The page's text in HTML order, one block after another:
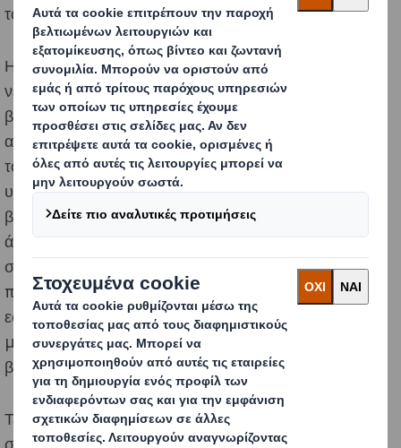
τοπικής κοινότητας.
Η δεύτερη προτεραιότητά μας για τη διαχείριση του
νερού είναι η διαχείριση των εγκαταστάσεών μας που
βρίσκονται σε περιοχές με υψηλή υδατική πίεση. Η
αξιολόγησή μας για τους κινδύνους που σχετίζονται με
το νερό στις δραστηριότητές μας εξακολουθεί να
υποδεικνύει ότι η πλειονότητα των εγκαταστάσεών μας
βρίσκεται σε περιοχές όπου το γλυκό νερό είναι σχετικά
άφθονος πόρος, με εξαίρεση τη Lucca. Διαχειριζόμαστε
στενά αυτή την τοποθεσία για να διασφαλίσουμε ότι
παραμένουμε εντός των ορίων εξόρυξης και έχουμε
εφαρμόσει συγκεκριμένα τοπικά σχέδια εντοπισμού,
μετριασμού και διαχείρισης των κινδύνων για την πιο
βιώσιμη και αποτελεσματική χρήση του νερού.
Τέλος, η τρίτη προτεραιότητά μας είναι η μείωση της
συνολικής κατανάλωσης νερού. Κατά κύριο λόγο, το